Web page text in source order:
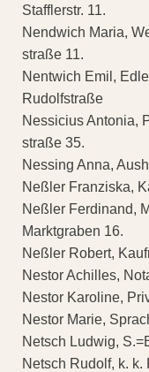
Stafflerstr. 11.
Nendwich Maria,
straße 11.
Nentwich Emil,
Rudolfstraße
Nessicius Antonia,
straße 35.
Nessing Anna,
Neßler Franziska,
Neßler Ferdinand,
Marktgraben 16.
Neßler Robert,
Nestor Achilles,
Nestor Karoline,
Nestor Marie,
Netsch Ludwig,
Netsch Rudolf, k. k.